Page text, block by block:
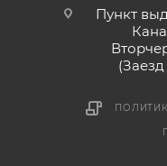
Пункт